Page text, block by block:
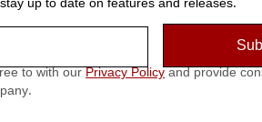
up to date on features and releases.
to with our Privacy Policy and provide